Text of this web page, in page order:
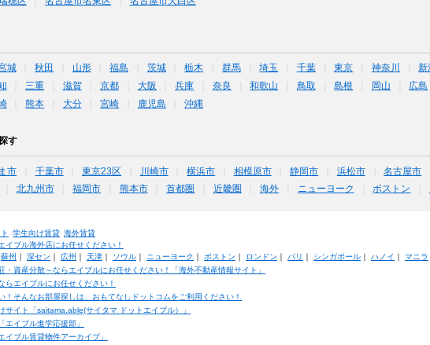
城 秋田 山形 福島 茨城 栃木 群馬 埼玉 千葉 東京 神奈川 新
三重 滋賀 京都 大阪 兵庫 奈良 和歌山 鳥取 島根 岡山 広島
熊本 大分 宮崎 鹿児島 沖縄
す
市 千葉市 東京23区 川崎市 横浜市 相模原市 静岡市 浜松市 名古屋市
北九州市 福岡市 熊本市 首都圏 近畿圏 海外 ニューヨーク ボストン
学生向け賃貸 海外賃貸
イブル海外店にお任せください！
蘇州 深セン 広州 天津｜ ソウル｜ ニューヨーク ボストン ロンドン パリ シンガポール｜ ハノイ マニラ
・資産分散～ならエイブルにお任せください！「海外不動産情報サイト」
らエイブルにお任せください！
！そんなお部屋探しは、おもてなしドットコムをご利用ください！
サイト「saitama.able(サイタマ ドットエイブル）」
エイブル進学応援部」
ブル賃貸物件アーカイブ」